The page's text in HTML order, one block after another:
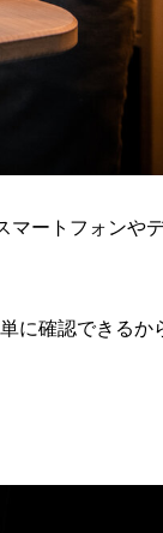
マートフォンや
に確認できるか